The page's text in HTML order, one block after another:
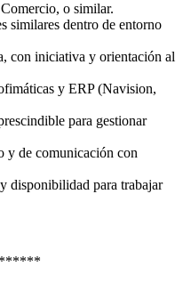
o similar.
similares dentro de entorno
con iniciativa y orientación al
y ERP (Navision,
para gestionar
y de comunicación con
disponibilidad para trabajar